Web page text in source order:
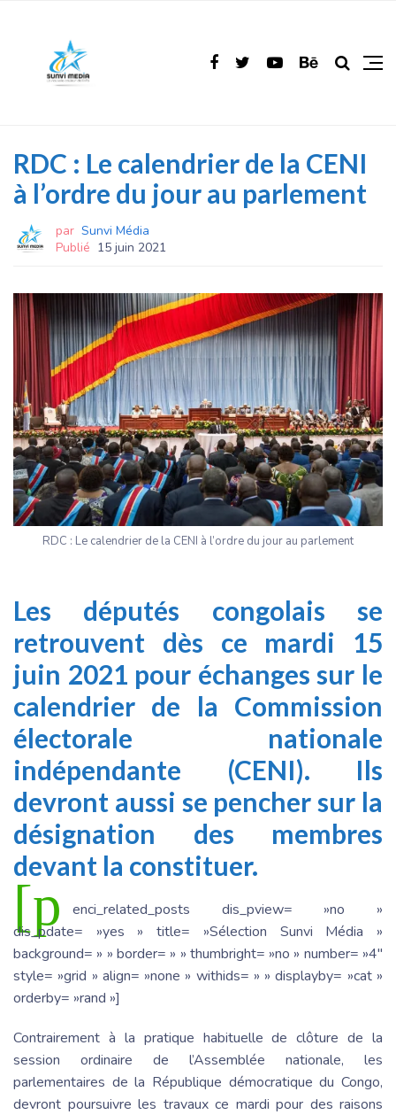
RDC : Le calendrier de la CENI
à l’ordre du jour au parlement
par Sunvi Média
Publié 15 juin 2021
RDC : Le calendrier de la CENI à l’ordre du jour au parlement
Les députés congolais se
retrouvent dès ce mardi 15
juin 2021 pour échanges sur le
calendrier de la Commission
électorale nationale
indépendante (CENI). Ils
devront aussi se pencher sur la
désignation des membres
devant la constituer.
[p
enci_related_posts dis_pview= »no »
dis_pdate= »yes » title= »Sélection Sunvi Média »
background= » » border= » » thumbright= »no » number= »4″
style= »grid » align= »none » withids= » » displayby= »cat »
orderby= »rand »]
Contrairement à la pratique habituelle de clôture de la
session ordinaire de l’Assemblée nationale, les
parlementaires de la République démocratique du Congo,
devront poursuivre les travaux ce mardi pour des raisons